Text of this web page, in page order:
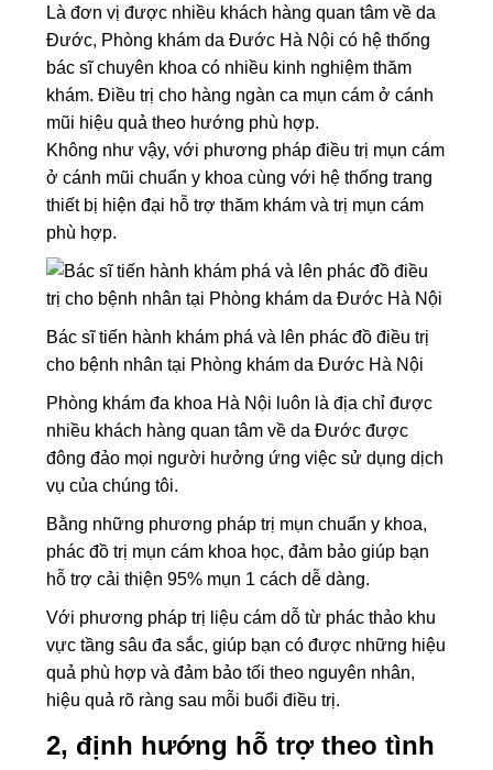
Là đơn vị được nhiều khách hàng quan tâm về da
Đước, Phòng khám da Đước Hà Nội có hệ thống
bác sĩ chuyên khoa có nhiều kinh nghiệm thăm
khám.Điều trị cho hàng ngàn ca mụn cám ở cánh
mũi hiệu quả theo hướng phù hợp.
Không như vậy, với phương pháp điều trị mụn cám
ở cánh mũi chuẩn y khoa cùng với hệ thống trang
thiết bị hiện đại hỗ trợ thăm khám và trị mụn cám
phù hợp.
Bác sĩ tiến hành khám phá và lên phác đồ điều trị
cho bệnh nhân tại Phòng khám da Đước Hà Nội
Phòng khám đa khoa Hà Nội luôn là địa chỉ được
nhiều khách hàng quan tâm về da Đước được
đông đảo mọi người hưởng ứng việc sử dụng dịch
vụ của chúng tôi.
Bằng những phương pháp trị mụn chuẩn y khoa,
phác đồ trị mụn cám khoa học, đảm bảo giúp bạn
hỗ trợ cải thiện 95% mụn 1 cách dễ dàng.
Với phương pháp trị liệu cám dỗ từ phác thảo khu
vực tầng sâu đa sắc, giúp bạn có được những hiệu
quả phù hợp và đảm bảo tối theo nguyên nhân,
hiệu quả rõ ràng sau mỗi buổi điều trị.
2, định hướng hỗ trợ theo tình